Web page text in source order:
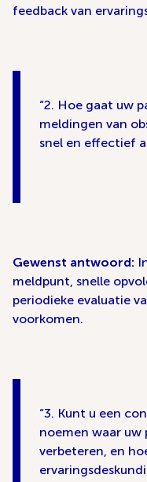
feedback van
2. Hoe gaat uw
meldingen van
snel en effectief
Gewenst antwoord:
meldpunt, snelle
periodieke evaluatie
voorkomen.
3. Kunt u een
noemen waar
verbeteren, en